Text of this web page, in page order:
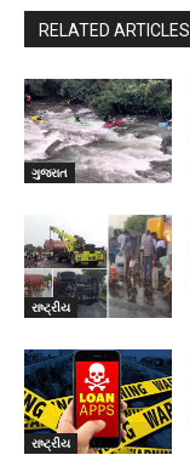
RELATED ARTICLES
ગુજરાત
રાષ્ટ્રીય
રાષ્ટ્રીય